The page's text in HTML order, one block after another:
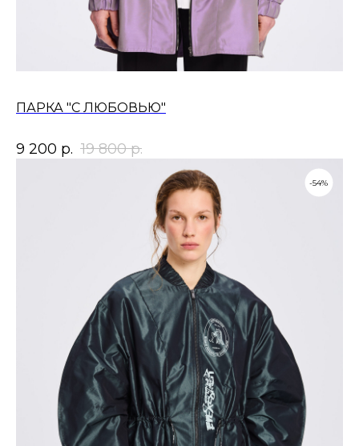
ПАРКА "С ЛЮБОВЬЮ"
9 200 р. 19 800 р.
-54%